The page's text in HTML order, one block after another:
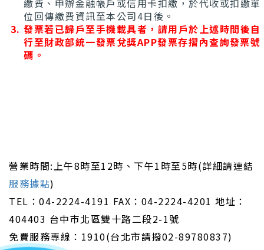
位回傳繳費資訊至本公司4日後。
發票若已歸戶至手機載具者，請用戶於上述時間後自
行至財政部統一發票兌獎APP發票存摺內查詢發票號
碼。
營業時間:上午8時至12時、下午1時至5時(詳細請連結
服務據點)
TEL：04-2224-4191 FAX：04-2224-4201 地址：
404403 台中市北區雙十路二段2-1號
免費服務專線：1910(台北市請撥02-89780837)